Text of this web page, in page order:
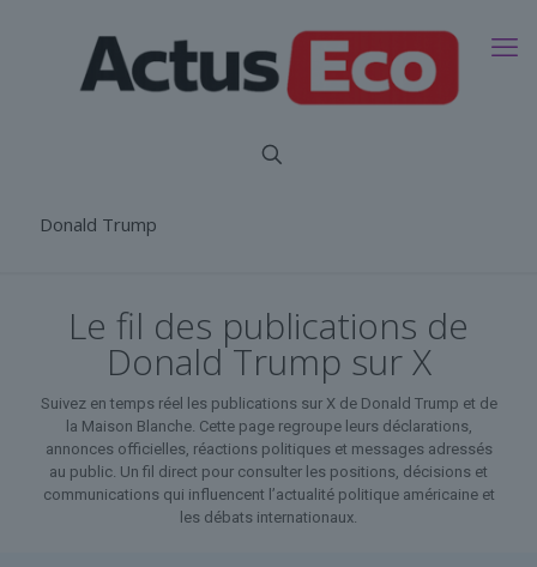
Donald Trump
Le fil des publications de
Donald Trump sur X
Suivez en temps réel les publications sur X de Donald Trump et de
la Maison Blanche. Cette page regroupe leurs déclarations,
annonces officielles, réactions politiques et messages adressés
au public. Un fil direct pour consulter les positions, décisions et
communications qui influencent l’actualité politique américaine et
les débats internationaux.